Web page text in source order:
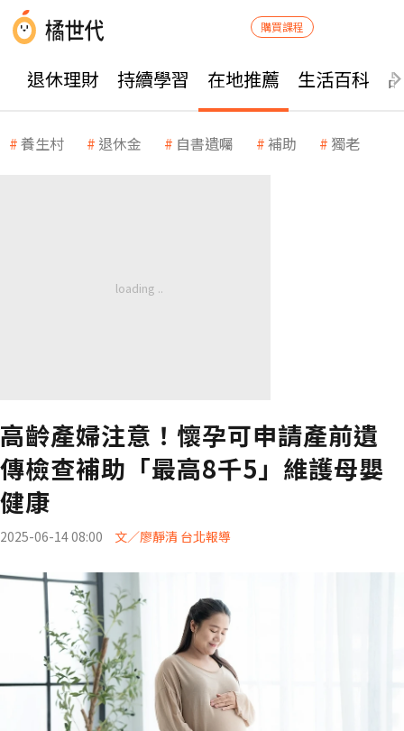
購買課程
退休理財 持續學習 在地推薦 生活百科
養生村 退休金 自書遺囑 補助 獨老
高齡產婦注意！懷孕可申請產前遺
傳檢查補助「最高8千5」維護母嬰
健康
2025-06-14 08:00 文／廖靜清 台北報導